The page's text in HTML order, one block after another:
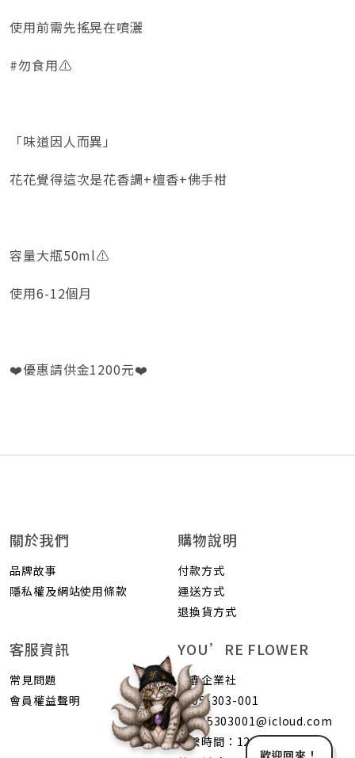
使用前需先搖晃在噴灑
#勿食用⚠️
「味道因人而異」
花花覺得這次是花香調+檀香+佛手柑
容量大瓶50ml⚠️
使用6-12個月
❤️優惠請供金1200元❤️
關於我們
品牌故事
隱私權及網站使用條款
購物說明
付款方式
運送方式
退換貨方式
客服資訊
常見問題
會員權益聲明
YOU’RE FLOWER
荷鑫企業社
0905-303-001
b0905303001@icloud.com
聯繫時間：1200-2400